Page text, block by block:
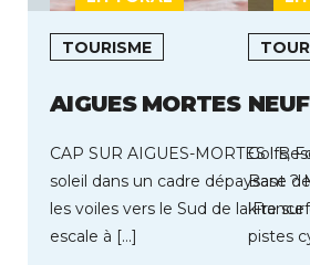
TOURISME
AIGUES MORTES
CAP SUR AIGUES-MORTES !
soleil dans un cadre dépaysant ?
les voiles vers le Sud de la
escale à […]
Golfs,
Base
kite
pistes